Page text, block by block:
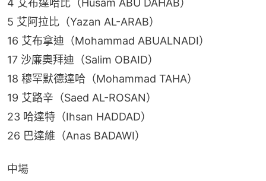
4 艾布達哈比（Husam ABU DAHAB）
5 艾阿拉比（Yazan AL-ARAB）
16 艾布拿迪（Mohammad ABUALNADI）
17 沙廉奧拜迪（Salim OBAID）
18 穆罕默德達哈（Mohammad TAHA）
19 艾路辛（Saed AL-ROSAN）
23 哈達特（Ihsan HADDAD）
26 巴達維（Anas BADAWI）
中場